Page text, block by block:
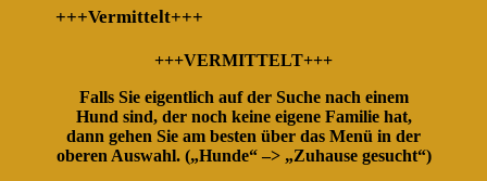
+++Vermittelt+++
+++VERMITTELT+++
Falls Sie eigentlich auf der Suche nach einem
Hund sind, der noch keine eigene Familie hat,
dann gehen Sie am besten über das Menü in der
oberen Auswahl. („Hunde“ –> „Zuhause gesucht“)